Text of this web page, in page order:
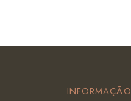
INFORMAÇÃO